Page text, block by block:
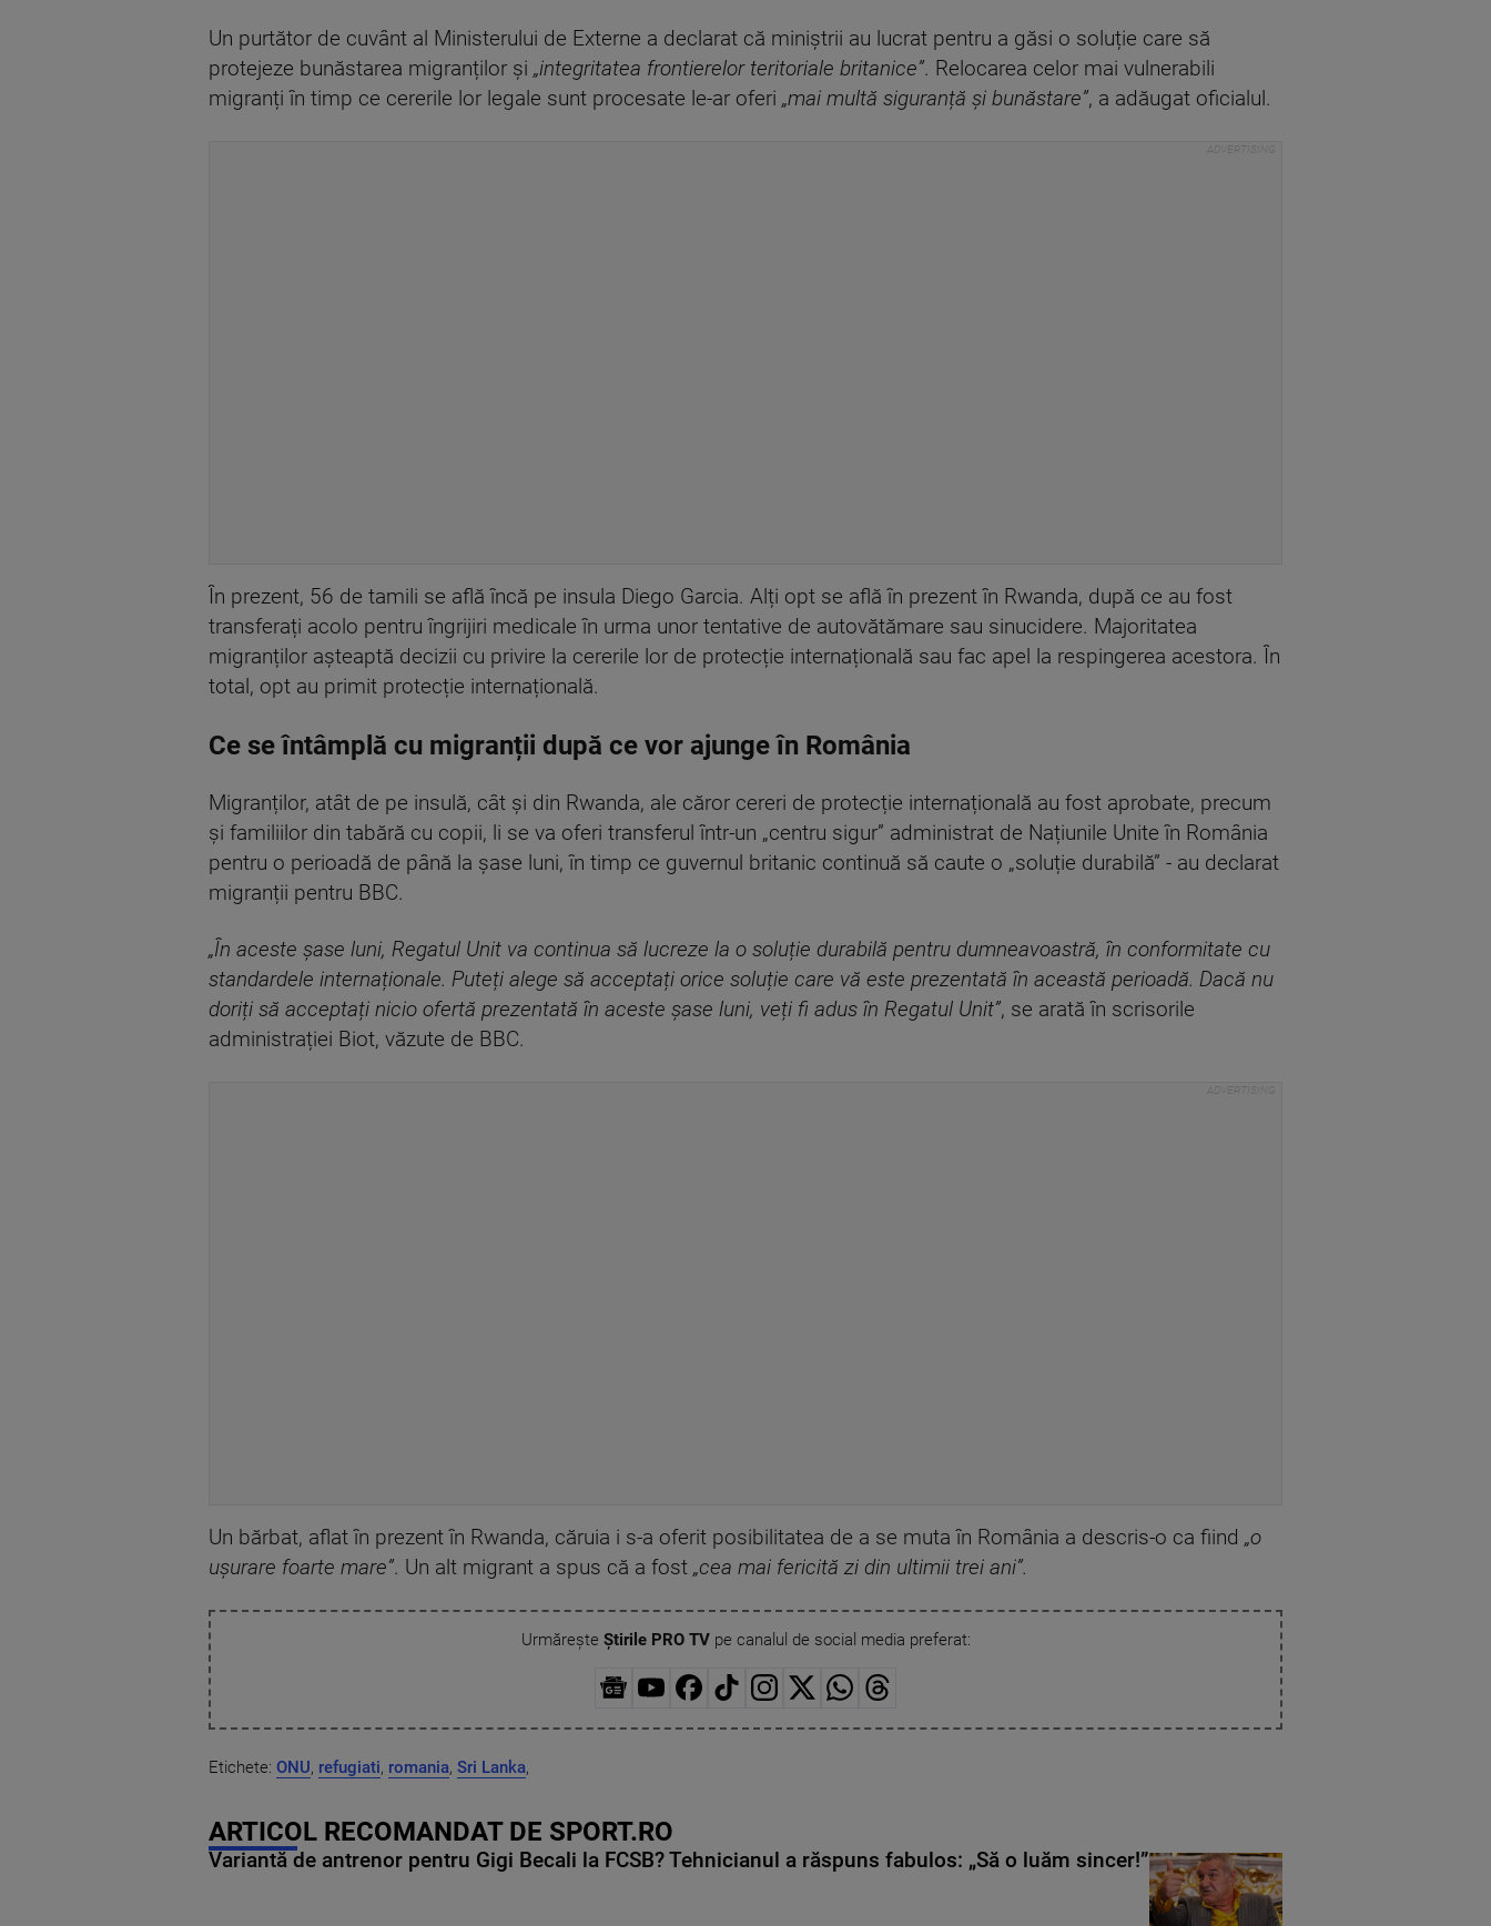
Un purtător de cuvânt al Ministerului de Externe a declarat că miniștrii au lucrat pentru a găsi o soluție care să
protejeze bunăstarea migranților și „integritatea frontierelor teritoriale britanice”. Relocarea celor mai vulnerabili
migranți în timp ce cererile lor legale sunt procesate le-ar oferi „mai multă siguranță și bunăstare”, a adăugat oficialul.
În prezent, 56 de tamili se află încă pe insula Diego Garcia. Alți opt se află în prezent în Rwanda, după ce au fost
transferați acolo pentru îngrijiri medicale în urma unor tentative de autovătămare sau sinucidere. Majoritatea
migranților așteaptă decizii cu privire la cererile lor de protecție internațională sau fac apel la respingerea acestora. În
total, opt au primit protecție internațională.
Ce se întâmplă cu migranții după ce vor ajunge în România
Migranților, atât de pe insulă, cât și din Rwanda, ale căror cereri de protecție internațională au fost aprobate, precum
și familiilor din tabără cu copii, li se va oferi transferul într-un „centru sigur” administrat de Națiunile Unite în România
pentru o perioadă de până la șase luni, în timp ce guvernul britanic continuă să caute o „soluție durabilă” - au declarat
migranții pentru BBC.
„În aceste șase luni, Regatul Unit va continua să lucreze la o soluție durabilă pentru dumneavoastră, în conformitate cu
standardele internaționale. Puteți alege să acceptați orice soluție care vă este prezentată în această perioadă. Dacă nu
doriți să acceptați nicio ofertă prezentată în aceste șase luni, veți fi adus în Regatul Unit”, se arată în scrisorile
administrației Biot, văzute de BBC.
Un bărbat, aflat în prezent în Rwanda, căruia i s-a oferit posibilitatea de a se muta în România a descris-o ca fiind „o
ușurare foarte mare”. Un alt migrant a spus că a fost „cea mai fericită zi din ultimii trei ani”.
Urmărește Știrile PRO TVpe canalul de social media preferat:
Etichete: ONU, refugiati, romania, Sri Lanka,
ARTICOL RECOMANDAT DE SPORT.RO
Variantă de antrenor pentru Gigi Becali la FCSB? Tehnicianul a răspuns fabulos: „Să o luăm sincer!”